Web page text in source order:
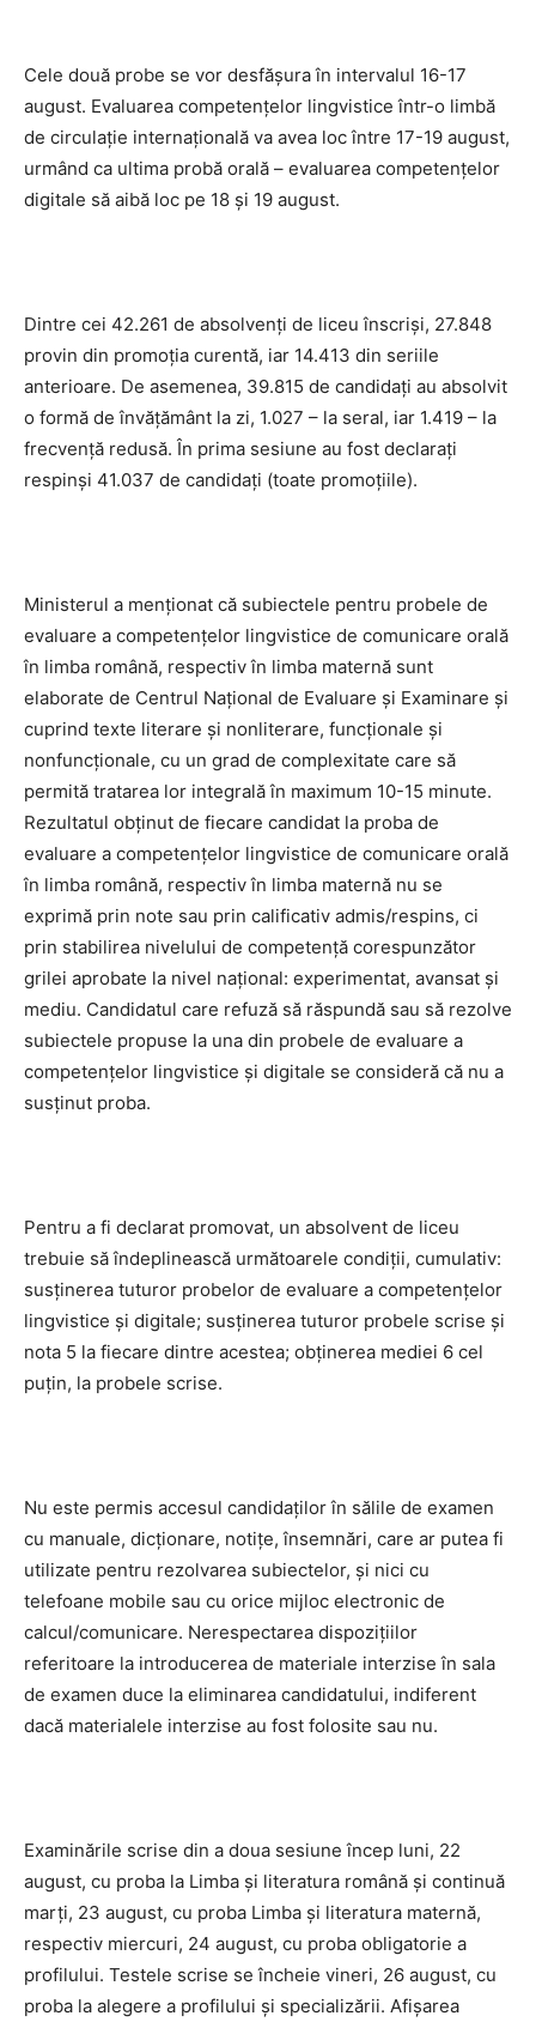
Cele două probe se vor desfăşura în intervalul 16-17
august. Evaluarea competenţelor lingvistice într-o limbă
de circulaţie internaţională va avea loc între 17-19 august,
urmând ca ultima probă orală – evaluarea competenţelor
digitale să aibă loc pe 18 şi 19 august.
Dintre cei 42.261 de absolvenţi de liceu înscrişi, 27.848
provin din promoţia curentă, iar 14.413 din seriile
anterioare. De asemenea, 39.815 de candidaţi au absolvit
o formă de învăţământ la zi, 1.027 – la seral, iar 1.419 – la
frecvenţă redusă. În prima sesiune au fost declaraţi
respinşi 41.037 de candidaţi (toate promoţiile).
Ministerul a menţionat că subiectele pentru probele de
evaluare a competenţelor lingvistice de comunicare orală
în limba română, respectiv în limba maternă sunt
elaborate de Centrul Naţional de Evaluare şi Examinare şi
cuprind texte literare şi nonliterare, funcţionale şi
nonfuncţionale, cu un grad de complexitate care să
permită tratarea lor integrală în maximum 10-15 minute.
Rezultatul obţinut de fiecare candidat la proba de
evaluare a competenţelor lingvistice de comunicare orală
în limba română, respectiv în limba maternă nu se
exprimă prin note sau prin calificativ admis/respins, ci
prin stabilirea nivelului de competenţă corespunzător
grilei aprobate la nivel naţional: experimentat, avansat şi
mediu. Candidatul care refuză să răspundă sau să rezolve
subiectele propuse la una din probele de evaluare a
competenţelor lingvistice şi digitale se consideră că nu a
susţinut proba.
Pentru a fi declarat promovat, un absolvent de liceu
trebuie să îndeplinească următoarele condiţii, cumulativ:
susţinerea tuturor probelor de evaluare a competenţelor
lingvistice şi digitale; susţinerea tuturor probele scrise şi
nota 5 la fiecare dintre acestea; obţinerea mediei 6 cel
puţin, la probele scrise.
Nu este permis accesul candidaţilor în sălile de examen
cu manuale, dicţionare, notiţe, însemnări, care ar putea fi
utilizate pentru rezolvarea subiectelor, şi nici cu
telefoane mobile sau cu orice mijloc electronic de
calcul/comunicare. Nerespectarea dispoziţiilor
referitoare la introducerea de materiale interzise în sala
de examen duce la eliminarea candidatului, indiferent
dacă materialele interzise au fost folosite sau nu.
Examinările scrise din a doua sesiune încep luni, 22
august, cu proba la Limba şi literatura română şi continuă
marţi, 23 august, cu proba Limba şi literatura maternă,
respectiv miercuri, 24 august, cu proba obligatorie a
profilului. Testele scrise se încheie vineri, 26 august, cu
proba la alegere a profilului şi specializării. Afişarea